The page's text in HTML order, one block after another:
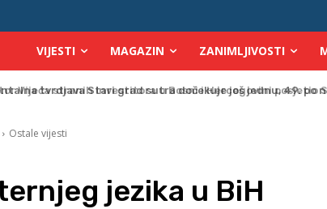
VIJESTI MAGAZIN ZANIMLJIVOSTI
Vijeća stranih investitora u Bosni i Hercegovini posjetio
Ostale vijesti
jezika u BiH